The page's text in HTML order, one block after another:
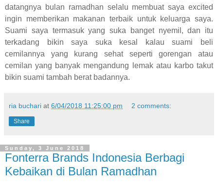
datangnya bulan ramadhan selalu membuat saya excited
ingin memberikan makanan terbaik untuk keluarga saya.
Suami saya termasuk yang suka banget nyemil, dan itu
terkadang bikin saya suka kesal kalau suami beli
cemilannya yang kurang sehat seperti gorengan atau
cemilan yang banyak mengandung lemak atau karbo takut
bikin suami tambah berat badannya.
ria buchari at 6/04/2018 11:25:00 pm 2 comments:
Share
Sunday, 3 June 2018
Fonterra Brands Indonesia Berbagi
Kebaikan di Bulan Ramadhan